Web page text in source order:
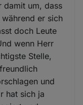
damit um, dass
er sich
doch Leute
wenn Herr
Stelle,
und
hat sich ja